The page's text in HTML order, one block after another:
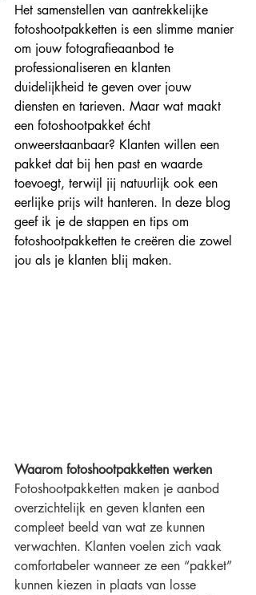
Het samenstellen van aantrekkelijke
fotoshootpakketten is een slimme manier
om jouw fotografieaanbod te
professionaliseren en klanten
duidelijkheid te geven over jouw
diensten en tarieven. Maar wat maakt
een fotoshootpakket écht
onweerstaanbaar? Klanten willen een
pakket dat bij hen past en waarde
toevoegt, terwijl jij natuurlijk ook een
eerlijke prijs wilt hanteren. In deze blog
geef ik je de stappen en tips om
fotoshootpakketten te creëren die zowel
jou als je klanten blij maken.
Waarom fotoshootpakketten werken
Fotoshootpakketten maken je aanbod
overzichtelijk en geven klanten een
compleet beeld van wat ze kunnen
verwachten. Klanten voelen zich vaak
comfortabeler wanneer ze een “pakket”
kunnen kiezen in plaats van losse